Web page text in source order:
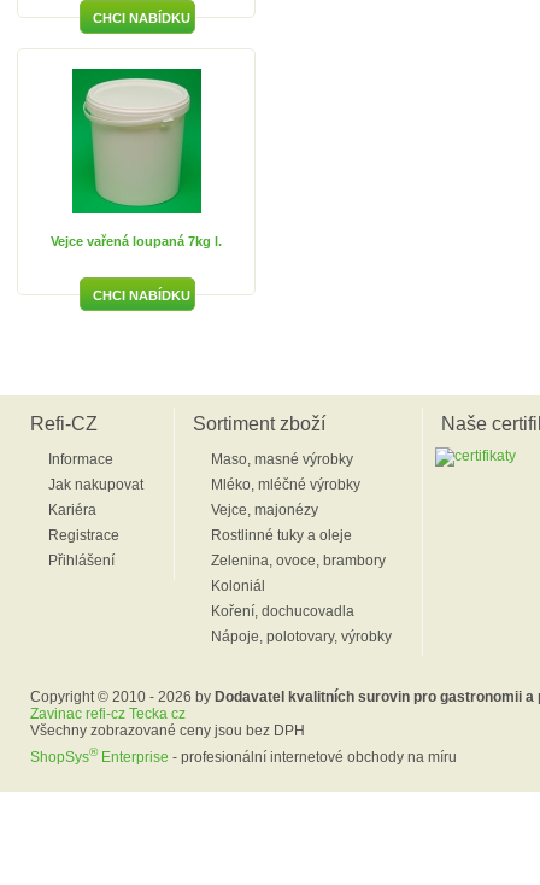
Vejce vařená loupaná 7kg l.
Refi-CZ
Informace
Jak nakupovat
Kariéra
Registrace
Přihlášení
Sortiment zboží
Maso, masné výrobky
Mléko, mléčné výrobky
Vejce, majonézy
Rostlinné tuky a oleje
Zelenina, ovoce, brambory
Koloniál
Koření, dochucovadla
Nápoje, polotovary, výrobky
Naše
Copyright © 2010 - 2026 by Dodavatel kvalitních surovin pro gastronomii
Zavinac refi-cz Tecka cz
Všechny zobrazované ceny jsou bez DPH
ShopSys®Enterprise - profesionální internetové obchody na míru